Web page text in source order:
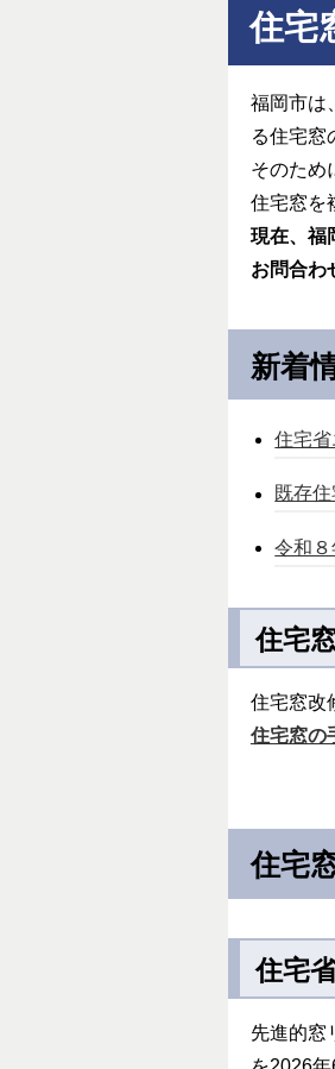
住宅
福岡市は
る住宅窓
そのため
住宅窓を
現在、福
お問合わ
新着
住宅
既存
令和
住宅
住宅窓改
住宅窓の
住宅
住宅
先進的窓